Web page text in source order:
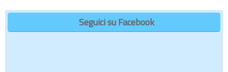
Seguici su Facebook